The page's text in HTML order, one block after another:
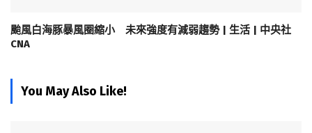
颱風白海豚暴風圈縮小 未來強度有減弱趨勢 | 生活 | 中央社
CNA
You May Also Like!